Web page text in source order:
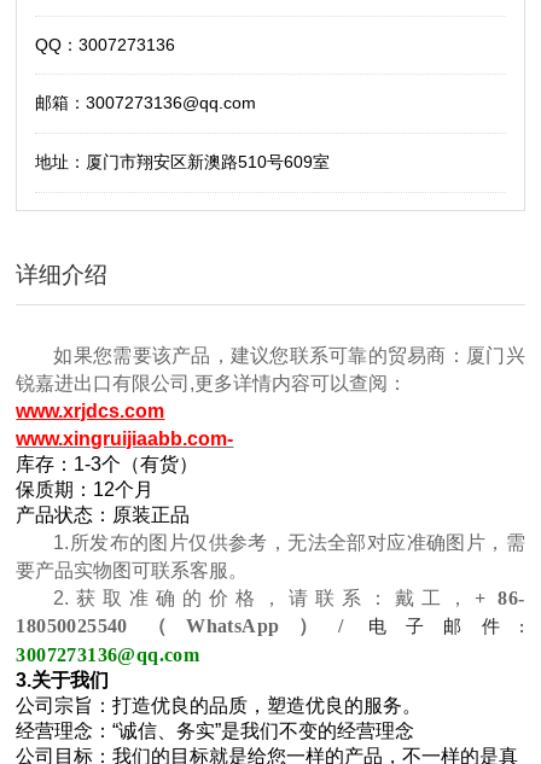
QQ：3007273136
邮箱：3007273136@qq.com
地址：厦门市翔安区新澳路510号609室
详细介绍
如果您需要该产品，建议您联系可靠的贸易商：厦门兴
锐嘉进出口有限公司,更多详情内容可以查阅：
www.xrjdcs.com
www.xingruijiaabb.com-
库存：1-3个（有货）
保质期：12个月
产品状态：原装正品
1.所发布的图片仅供参考，无法全部对应准确图片，需
要产品实物图可联系客服。
2.获取准确的价格，请联系：戴工， + 86-
18050025540（WhatsApp）/
电子邮件:
3007273136@qq.com
3.关于我们
公司宗旨：打造优良的品质，塑造优良的服务。
经营理念：“诚信、务实”是我们不变的经营理念
公司目标：我们的目标就是给您一样的产品，不一样的是真